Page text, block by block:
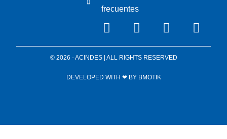
frecuentes
© 2026 - ACINDES | ALL RIGHTS RESERVED
DEVELOPED WITH ❤ BY BMOTIK